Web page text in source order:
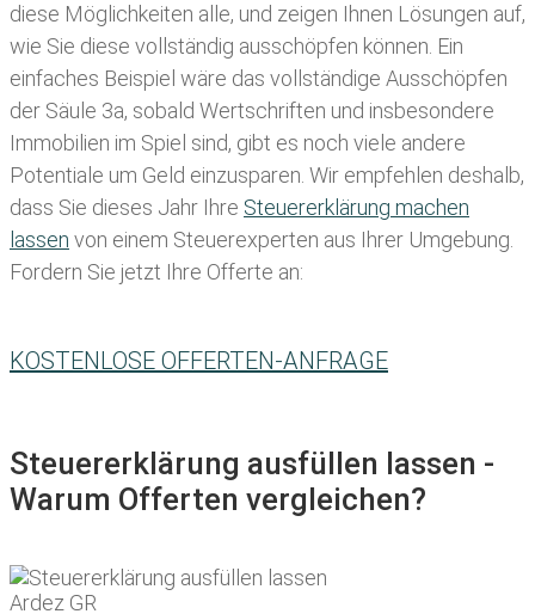
diese Möglichkeiten alle, und zeigen Ihnen Lösungen auf,
wie Sie diese vollständig ausschöpfen können. Ein
einfaches Beispiel wäre das vollständige Ausschöpfen
der Säule 3a, sobald Wertschriften und insbesondere
Immobilien im Spiel sind, gibt es noch viele andere
Potentiale um Geld einzusparen. Wir empfehlen deshalb,
dass Sie dieses Jahr Ihre Steuererklärung machen
lassen von einem Steuerexperten aus Ihrer Umgebung.
Fordern Sie jetzt Ihre Offerte an:
KOSTENLOSE OFFERTEN-ANFRAGE
Steuererklärung ausfüllen lassen -
Warum Offerten vergleichen?